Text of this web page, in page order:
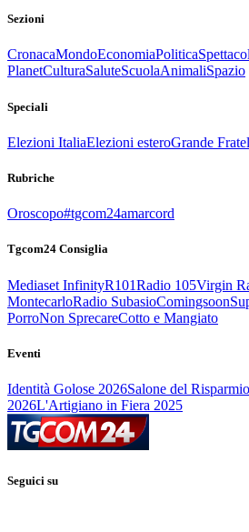
Sezioni
CronacaMondoEconomiaPolitica
PlanetCulturaSaluteScuolaAnimaliSpazio
Speciali
Elezioni ItaliaElezioni esteroGrande
Rubriche
Oroscopo#tgcom24amarcord
Tgcom24 Consiglia
Mediaset InfinityR101Radio 105Virgin
MontecarloRadio SubasioComingsoon
PorroNon SprecareCotto e Mangiato
Eventi
Identità Golose 2026Salone del
2026L'Artigiano in Fiera 2025
Seguici su